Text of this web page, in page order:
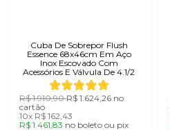
Cuba De Sobrepor Flush
Essence 68x46cm Em Aço
Inox Escovado Com
Acessórios E Válvula De 4.1/2
R$ 1.910,90R$ 1.624,26 no
cartão
10x R$ 162,43
R$ 1.461,83 no boletoou pix